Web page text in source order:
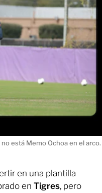
está Memo Ochoa en el arco.
en una plantilla
en Tigres, pero